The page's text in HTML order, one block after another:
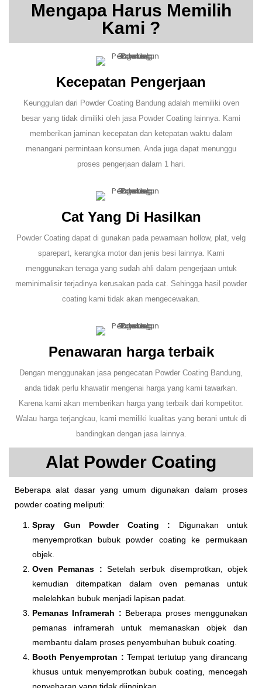
Mengapa Harus Memilih
Kami ?
Kecepatan Pengerjaan
Keunggulan dari Powder Coating Bandung adalah memiliki oven
besar yang tidak dimiliki oleh jasa Powder Coating lainnya. Kami
memberikan jaminan kecepatan dan ketepatan waktu dalam
menangani permintaan konsumen. Anda juga dapat menunggu
proses pengerjaan dalam 1 hari.
Cat Yang Di Hasilkan
Powder Coating dapat di gunakan pada pewarnaan hollow, plat, velg
sparepart, kerangka motor dan jenis besi lainnya. Kami
menggunakan tenaga yang sudah ahli dalam pengerjaan untuk
meminimalisir terjadinya kerusakan pada cat. Sehingga hasil powder
coating kami tidak akan mengecewakan.
Penawaran harga terbaik
Dengan menggunakan jasa pengecatan Powder Coating Bandung,
anda tidak perlu khawatir mengenai harga yang kami tawarkan.
Karena kami akan memberikan harga yang terbaik dari kompetitor.
Walau harga terjangkau, kami memiliki kualitas yang berani untuk di
bandingkan dengan jasa lainnya.
Alat Powder Coating
Beberapa alat dasar yang umum digunakan dalam proses
powder coating meliputi:
Spray Gun Powder Coating : Digunakan untuk
menyemprotkan bubuk powder coating ke permukaan
objek.
Oven Pemanas : Setelah serbuk disemprotkan, objek
kemudian ditempatkan dalam oven pemanas untuk
melelehkan bubuk menjadi lapisan padat.
Pemanas Inframerah : Beberapa proses menggunakan
pemanas inframerah untuk memanaskan objek dan
membantu dalam proses penyembuhan bubuk coating.
Booth Penyemprotan : Tempat tertutup yang dirancang
khusus untuk menyemprotkan bubuk coating, mencegah